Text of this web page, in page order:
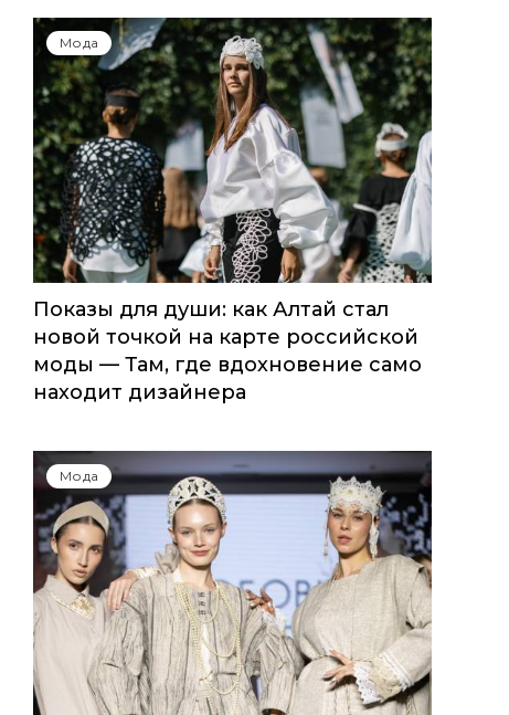
Мода
Показы для души: как Алтай стал
новой точкой на карте российской
моды — Там, где вдохновение само
находит дизайнера
Мода